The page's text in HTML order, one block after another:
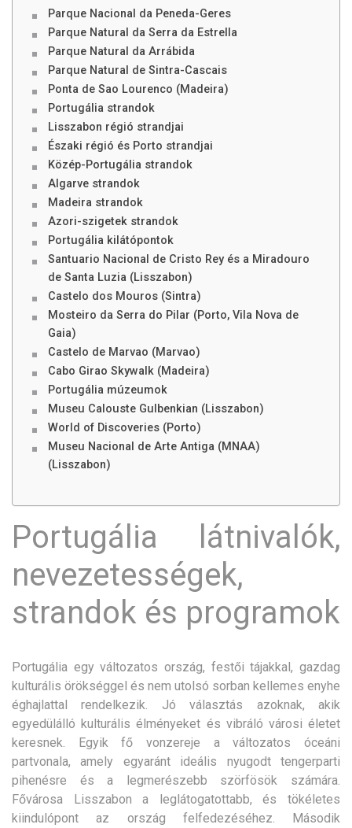
Parque Nacional da Peneda-Geres
Parque Natural da Serra da Estrella
Parque Natural da Arrábida
Parque Natural de Sintra-Cascais
Ponta de Sao Lourenco (Madeira)
Portugália strandok
Lisszabon régió strandjai
Északi régió és Porto strandjai
Közép-Portugália strandok
Algarve strandok
Madeira strandok
Azori-szigetek strandok
Portugália kilátópontok
Santuario Nacional de Cristo Rey és a Miradouro
de Santa Luzia (Lisszabon)
Castelo dos Mouros (Sintra)
Mosteiro da Serra do Pilar (Porto, Vila Nova de
Gaia)
Castelo de Marvao (Marvao)
Cabo Girao Skywalk (Madeira)
Portugália múzeumok
Museu Calouste Gulbenkian (Lisszabon)
World of Discoveries (Porto)
Museu Nacional de Arte Antiga (MNAA)
(Lisszabon)
Portugália látnivalók,
nevezetességek,
strandok és programok
Portugália egy változatos ország, festői tájakkal, gazdag
kulturális örökséggel és nem utolsó sorban kellemes enyhe
éghajlattal rendelkezik. Jó választás azoknak, akik
egyedülálló kulturális élményeket és vibráló városi életet
keresnek. Egyik fő vonzereje a változatos óceáni
partvonala, amely egyaránt ideális nyugodt tengerparti
pihenésre és a legmerészebb szörfösök számára.
Fővárosa Lisszabon a leglátogatottabb, és tökéletes
kiindulópont az ország felfedezéséhez. Második